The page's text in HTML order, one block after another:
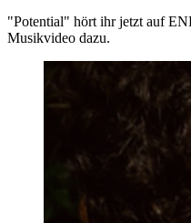
"Potential" hört ihr jetzt auf
Musikvideo dazu.